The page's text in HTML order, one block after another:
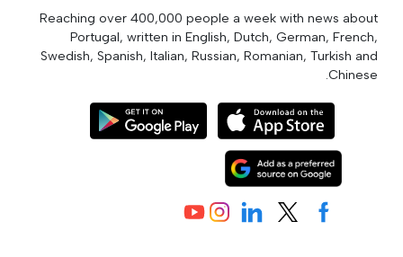
Reaching over 400,000 people a week with news about
Portugal, written in English, Dutch, German, French,
Swedish, Spanish, Italian, Russian, Romanian, Turkish and
Chinese.